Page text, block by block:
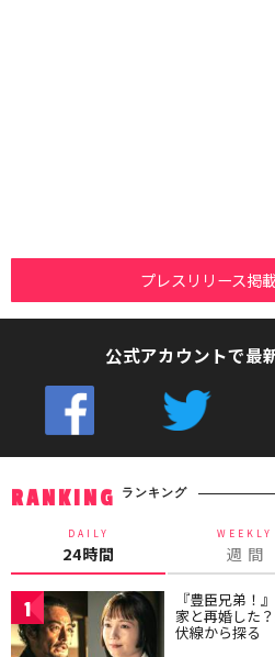
プレスリリース掲
公式アカウントで最
RANKING ランキング
DAILY
24時間
WEEKLY
週 間
1 『豊臣兄弟！
家と再婚した
伏線から探る